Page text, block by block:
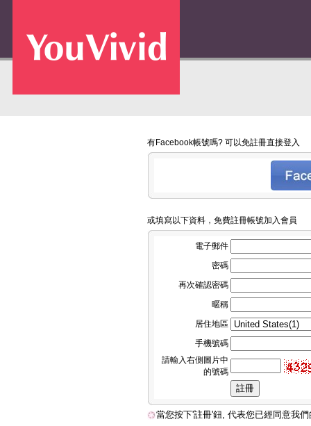
有Facebook帳號嗎? 可以免註冊直接登入
或填寫以下資料，免費註冊帳號加入會員
電子郵件
密碼
再次確認密碼
暱稱
居住地區
手機號碼
請輸入右側圖片中
的號碼
當您按下'註冊'鈕, 代表您已經同意我